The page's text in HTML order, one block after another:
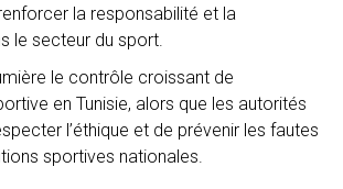
la responsabilité et la
le secteur du sport.
le contrôle croissant de
en Tunisie, alors que les autorités
l’éthique et de prévenir les fautes
sportives nationales.